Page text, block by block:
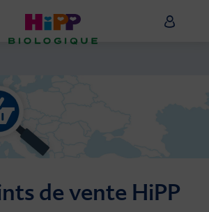
HiPP
de vente HiPP